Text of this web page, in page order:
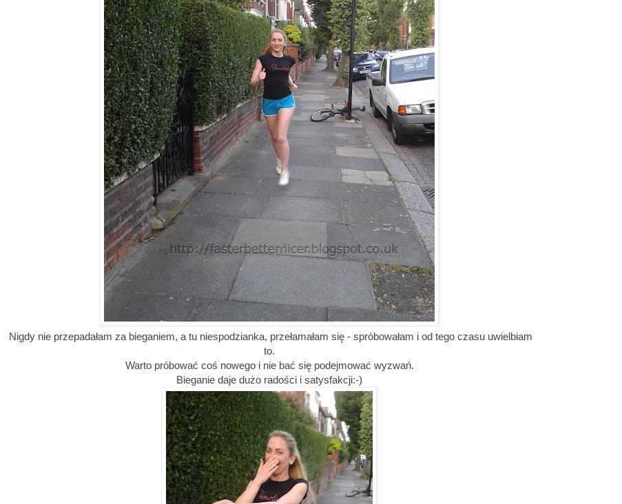
Nigdy nie przepadałam za bieganiem, a tu niespodzianka, przełamałam się - spróbowałam i od tego czasu uwielbiam
to.
Warto próbować coś nowego i nie bać się podejmować wyzwań.
Bieganie daje dużo radości i satysfakcji:-)